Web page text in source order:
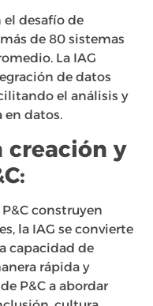
el desafío de
de 80 sistemas
La IAG
de datos
el análisis y
en datos.
creación y
construyen
la IAG se convierte
capacidad de
rápida y
P&C a abordar